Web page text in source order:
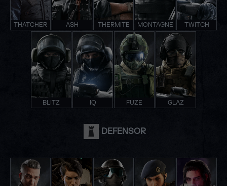
THATCHER ASH THERMITE MONTAGNE TWITCH
BLITZ IQ FUZE GLAZ
DEFENSOR